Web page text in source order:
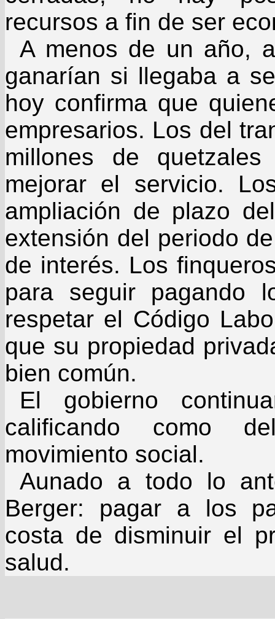
recursos a fin de ser
A menos de un año,
ganarían si llegaba a
hoy confirma que
empresarios. Los del
millones de
mejorar el servicio.
ampliación de plazo
extensión del periodo
de interés. Los
para seguir pagando
respetar el Código
que su propiedad
bien común.
El gobierno
calificando como
movimiento social.
Aunado a todo lo
Berger: pagar a los
costa de disminuir el
salud.